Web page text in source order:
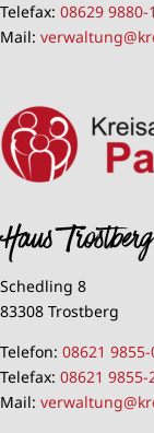
Telefax: 08629 9880-
Mail:
Haus Trostberg
Schedling 8
83308 Trostberg
Telefon: 08621 9855-
Telefax: 08621 9855-
Mail: